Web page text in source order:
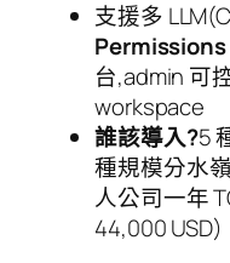
支援多
台,admin 可
workspace
誰該導入?5
種規模分水
人公司一年
44,000 USD)